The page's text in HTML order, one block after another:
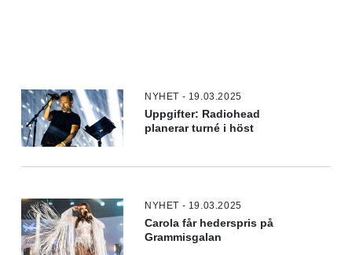
NYHET - 19.03.2025
Uppgifter: Radiohead
planerar turné i höst
NYHET - 19.03.2025
Carola får hederspris på
Grammisgalan